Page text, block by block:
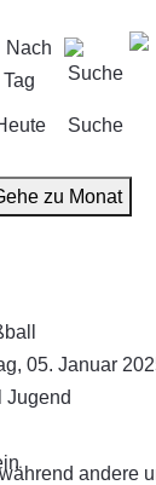
Suche
zu Monat
05. Januar
andere